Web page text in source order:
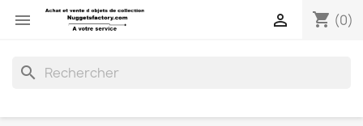
 shopping_cart (0)

search